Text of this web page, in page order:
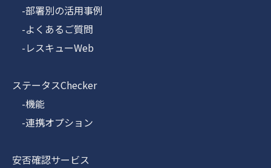
-部署別の活用事例
-よくあるご質問
-レスキューWeb
ステータスChecker
-機能
-連携オプション
安否確認サービス